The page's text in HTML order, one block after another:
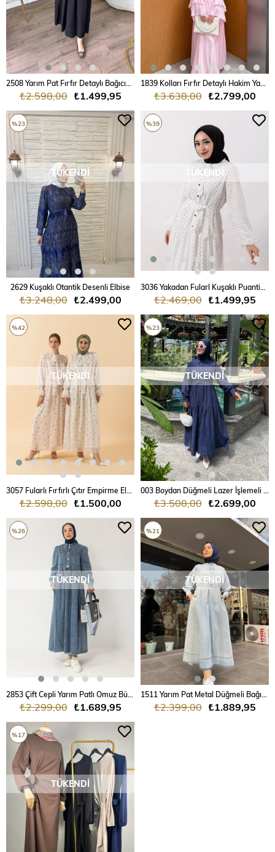
₺1.499,95
₺2.598,00 ₺2.799,00
₺3.638,00
TÜKENDI
2629 Kuşaklı Otantik Desenli Elbise
₺2.499,00
₺3.248,00
%23
TÜKENDI
₺1.499,95
₺2.469,00
%39
TÜKENDI
3057 Fularlı Fırfırlı Çıtır Empirme Elbise
₺1.500,00
₺2.598,00
%42
TÜKENDI
003 Boydan Düğmeli Lazer İşlemeli İthal Fista Elbise
₺2.699,00
₺3.508,00
%23
TÜKENDI
₺1.689,95
₺2.299,00
%26
TÜKENDI
₺1.889,95
₺2.399,00
%21
TÜKENDI
%17